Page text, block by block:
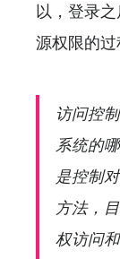
以，登录
源权限的过
访问控
系统的
是控制
方法，
权访问和